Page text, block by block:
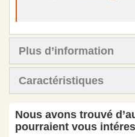
Plus d’information
Caractéristiques
Nous avons trouvé
pourraient vous